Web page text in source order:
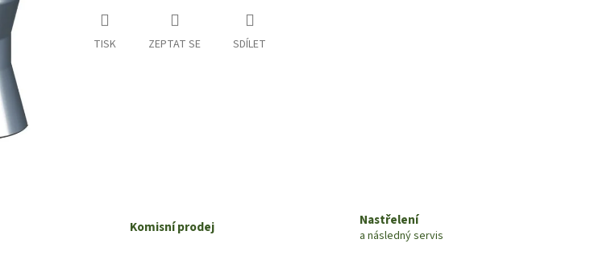
TISK ZEPTAT SE SDÍLET
Komisní prodej Nastřelení
a následný servis